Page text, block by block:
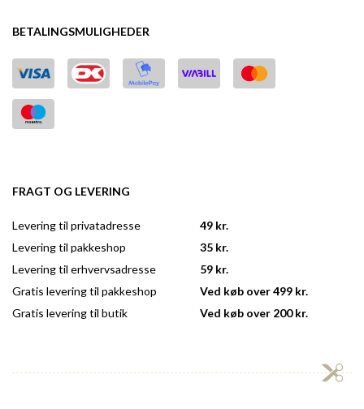
BETALINGSMULIGHEDER
FRAGT OG LEVERING
Levering til privatadresse
Levering til pakkeshop
Levering til erhvervsadresse
Gratis levering til pakkeshop
Gratis levering til butik
49 kr.
35 kr.
59 kr.
Ved køb over 499 kr.
Ved køb over 200 kr.